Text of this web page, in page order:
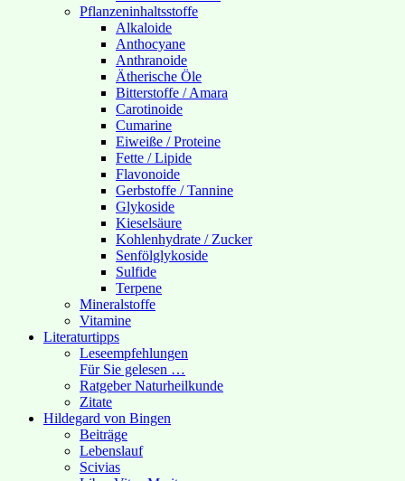
Pflanzeninhaltsstoffe
Alkaloide
Anthocyane
Anthranoide
Ätherische Öle
Bitterstoffe / Amara
Carotinoide
Cumarine
Eiweiße / Proteine
Fette / Lipide
Flavonoide
Gerbstoffe / Tannine
Glykoside
Kieselsäure
Kohlenhydrate / Zucker
Senfölglykoside
Sulfide
Terpene
Mineralstoffe
Vitamine
Literaturtipps
Leseempfehlungen
Für Sie gelesen …
Ratgeber Naturheilkunde
Zitate
Hildegard von Bingen
Beiträge
Lebenslauf
Scivias